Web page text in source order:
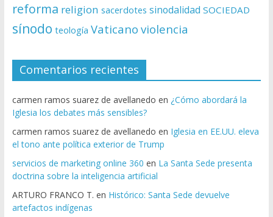
reforma religion sacerdotes sinodalidad SOCIEDAD
sínodo teología Vaticano violencia
Comentarios recientes
carmen ramos suarez de avellanedo en ¿Cómo abordará la
Iglesia los debates más sensibles?
carmen ramos suarez de avellanedo en Iglesia en EE.UU. eleva
el tono ante política exterior de Trump
servicios de marketing online 360 en La Santa Sede presenta
doctrina sobre la inteligencia artificial
ARTURO FRANCO T. en Histórico: Santa Sede devuelve
artefactos indígenas